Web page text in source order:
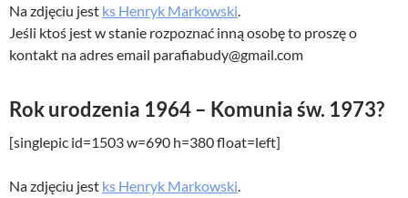
Na zdjęciu jest ks Henryk Markowski.
Jeśli ktoś jest w stanie rozpoznać inną osobę to proszę o
kontakt na adres email parafiabudy@gmail.com
Rok urodzenia 1964 – Komunia św. 1973?
[singlepic id=1503 w=690 h=380 float=left]
Na zdjęciu jest ks Henryk Markowski.